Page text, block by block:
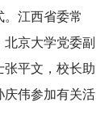
江西省委常
北京大学党委副
张平文，校长助
庆伟参加有关活